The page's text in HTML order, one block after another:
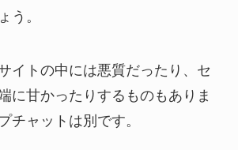
う。
イトの中には悪質だったり、セ
に甘かったりするものもありま
チャットは別です。